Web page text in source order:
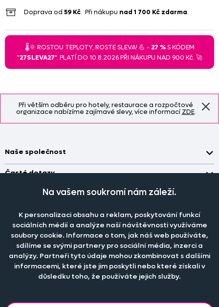
Při větším odběru pro hotely, restaurace a rozpočtové
organizace nabízíme zajímavé slevy, více informacíZDE.
Doprava od 59 Kč. Při nákupu nad 1 700 Kč zdarma.
🌡️🌞 ROSTOU TEPLOTY, ROSTE SLEVA! 💪 - 27 %S KÓDEM
"27SLEVA27". PLATÍ DO 10.8.2026 PŘI NÁKUPU NAD 900 Kč. 🚀
Staňte se členem klubu Dante.cz
Objevte slevy pro členy, získejte akční nabídky, novinky, tipy a
Naše společnost
Doprava a platba
Obchodní podmínky
Nastavení cookies
Katalog zdarma
Časté dotazy
Jak změřit okno pro nákup záclon?
Jak prát záclony a závěsy?
Jak prát povlečení a prostěradla?
Informace o materiálech
Šití záclon a závěsů
PRODEJNÍ ODDĚLENÍ - TELEFONICKY
po-pá 7:30 - 16:00
Tel.:777 111 818
e-mail:dotazy@dante.cz
reklamace:reklamace@dante.cz
Na vašem soukromí nám záleží.
K personalizaci obsahu a reklam, poskytování funkcí
sociálních médií a analýze naší návštěvnosti využíváme
soubory cookie. Informace o tom, jak náš web používáte,
sdílíme se svými partnery pro sociální média, inzerci a
analýzy. Partneři tyto údaje mohou zkombinovat s dalšími
informacemi, které jste jim poskytli nebo které získali v
důsledku toho, že používáte jejich služby.